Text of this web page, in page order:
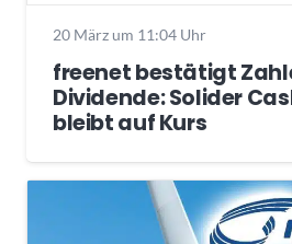
20 März um 11:04 Uhr
freenet bestätigt
Dividende: Solider
bleibt auf Kurs